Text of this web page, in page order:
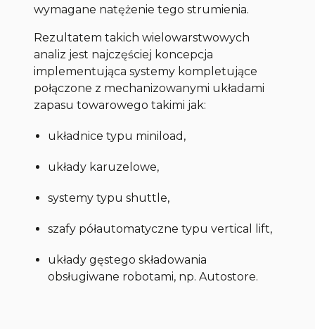
wymagane natężenie tego strumienia.
Rezultatem takich wielowarstwowych
analiz jest najczęściej koncepcja
implementująca systemy kompletujące
połączone z mechanizowanymi układami
zapasu towarowego takimi jak:
układnice typu miniload,
układy karuzelowe,
systemy typushuttle,
szafy półautomatyczne typuvertical lift,
układy gęstego składowania
obsługiwane robotami, np. Autostore.